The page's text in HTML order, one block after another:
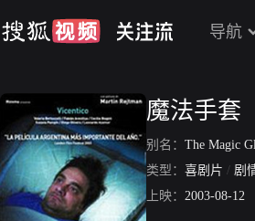
导航
魔法手套
别名： The Magic
类型： 喜剧片 / 剧
上映： 2003-08-12